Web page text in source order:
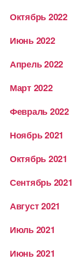
Октябрь 2022
Июнь 2022
Апрель 2022
Март 2022
Февраль 2022
Ноябрь 2021
Октябрь 2021
Сентябрь 2021
Август 2021
Июль 2021
Июнь 2021